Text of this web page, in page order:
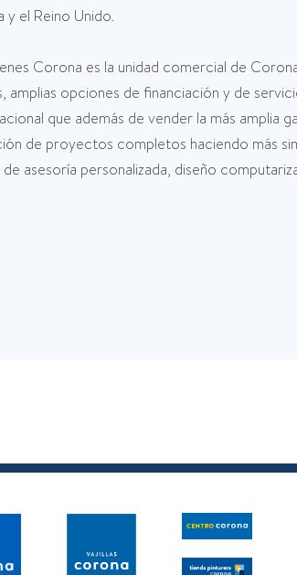
y el Reino Unido.
Corona es la unidad comercial de
amplias opciones de financiación y de
que además de vender la más amplia
de proyectos completos haciendo más
asesoría personalizada, diseño